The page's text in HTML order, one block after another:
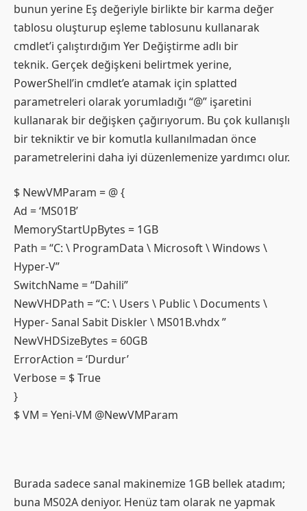
bunun yerine Eş değeriyle birlikte bir karma değer
tablosu oluşturup eşleme tablosunu kullanarak
cmdlet’i çalıştırdığım Yer Değiştirme adlı bir
teknik. Gerçek değişkeni belirtmek yerine,
PowerShell’in cmdlet’e atamak için splatted
parametreleri olarak yorumladığı “@” işaretini
kullanarak bir değişken çağırıyorum. Bu çok kullanışlı
bir tekniktir ve bir komutla kullanılmadan önce
parametrelerini daha iyi düzenlemenize yardımcı olur.
$ NewVMParam = @ {
Ad = ‘MS01B’
MemoryStartUpBytes = 1GB
Path = “C: \ ProgramData \ Microsoft \ Windows \
Hyper-V”
SwitchName = “Dahili”
NewVHDPath = “C: \ Users \ Public \ Documents \
Hyper- Sanal Sabit Diskler \ MS01B.vhdx ”
NewVHDSizeBytes = 60GB
ErrorAction = ‘Durdur’
Verbose = $ True
}
$ VM = Yeni-VM @NewVMParam
Burada sadece sanal makinemize 1GB bellek atadım;
buna MS02A deniyor. Henüz tam olarak ne yapmak